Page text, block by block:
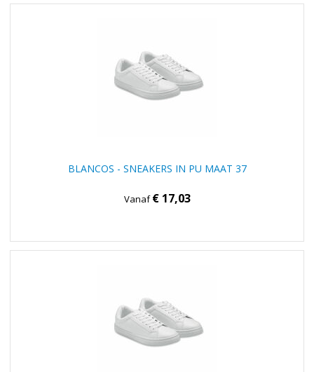
BLANCOS - SNEAKERS IN PU MAAT 37
Vanaf€ 17,03